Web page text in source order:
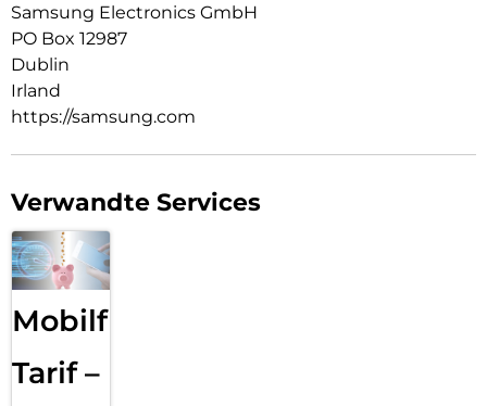
Samsung Electronics GmbH
PO Box 12987
Dublin
Irland
https://samsung.com
Verwandte Services
Mobilfunk
Tarif –